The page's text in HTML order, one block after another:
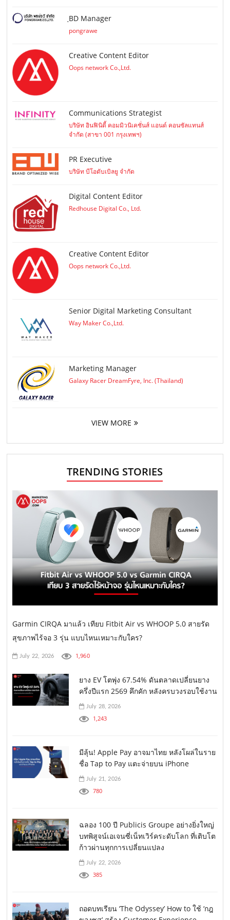
ฺBD Manager
pongrawe
Creative Content Editor
Oops network Co.,Ltd.
Communications Strategist
บริษัท อินฟินิตี้ คอมมิวนิเคชั่นส์ แอนด์ คอนซัลแทนส์
จำกัด (สาขา 001 กรุงเทพฯ)
PR Executive
บริษัท บีโอดับเบิลยู จำกัด
Digital Content Editor
Redhouse Digital Co., Ltd.
Creative Content Editor
Oops network Co.,Ltd.
Senior Digital Marketing Consultant
Way Maker Co.,Ltd.
Marketing Manager
Galaxy Racer DreamFyre, Inc. (Thailand)
VIEW MORE
TRENDING STORIES
Garmin CIRQA มาแล้ว เทียบ Fitbit Air vs WHOOP 5.0 สายรัด
สุขภาพไร้จอ 3 รุ่น แบบไหนเหมาะกับใคร?
July 22, 2026 1,960
ยาง EV โตพุ่ง 67.54% ดันตลาดเปลี่ยนยาง
ครึ่งปีแรก 2569 คึกคัก หลังครบวงรอบใช้งาน
July 28, 2026
1,243
มีลุ้น! Apple Pay อาจมาไทย หลังโผล่ในราย
ชื่อ Tap to Pay แตะจ่ายบน iPhone
July 21, 2026
780
ฉลอง 100 ปี Publicis Groupe อย่างยิ่งใหญ่
บทพิสูจน์เอเจนซี่เน็ทเวิร์คระดับโลก ที่เติบโต
ก้าวผ่านทุกการเปลี่ยนแปลง
July 22, 2026
385
ถอดบทเรียน ‘The Odyssey’ How to ใช้ ‘กฎ